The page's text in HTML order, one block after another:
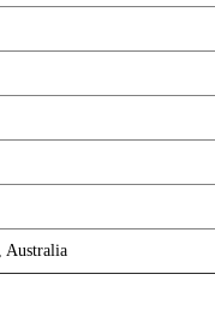
Australia